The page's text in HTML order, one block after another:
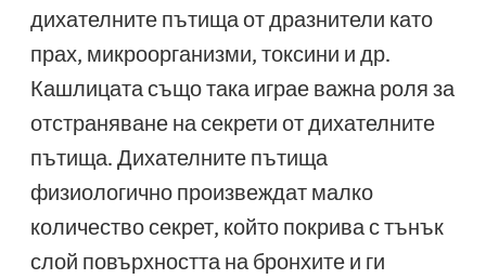
дихателните пътища от дразнители като
прах, микроорганизми, токсини и др.
Кашлицата също така играе важна роля за
отстраняване на секрети от дихателните
пътища. Дихателните пътища
физиологично произвеждат малко
количество секрет, който покрива с тънък
слой повърхността на бронхите и ги